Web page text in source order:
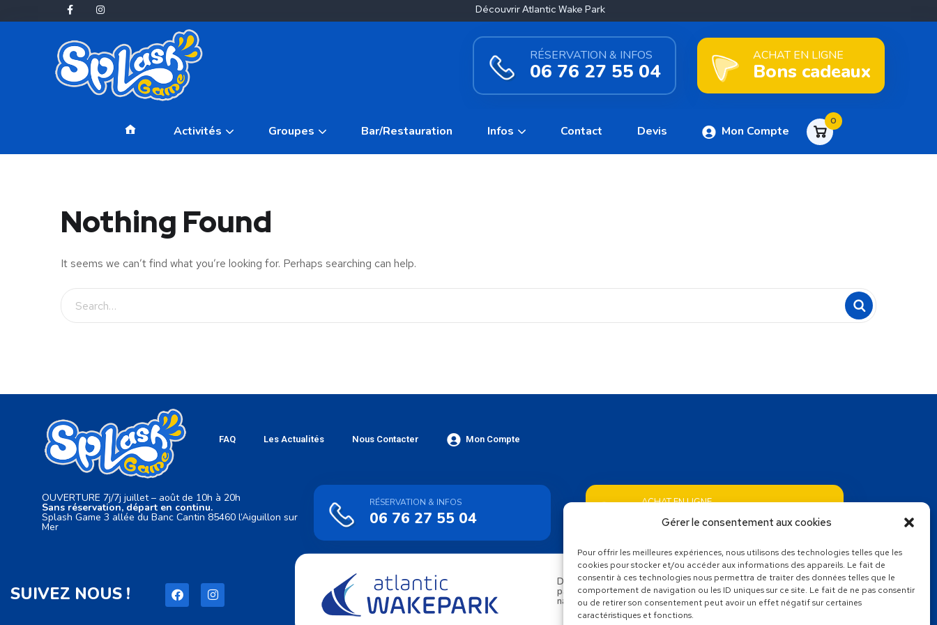
Gérer le consentement aux cookies
Pour offrir les meilleures expériences, nous utilisons des technologies telles que les
cookies pour stocker et/ou accéder aux informations des appareils. Le fait de
consentir à ces technologies nous permettra de traiter des données telles que le
comportement de navigation ou les ID uniques sur ce site. Le fait de ne pas consentir
ou de retirer son consentement peut avoir un effet négatif sur certaines
caractéristiques et fonctions.
Découvrir Atlantic Wake Park
RÉSERVATION & INFOS
06 76 27 55 04
ACHAT EN LIGNE
Bons cadeaux
AccueilActivités Groupes Bar/Restauration Infos Contact Devis Mon Compte
0
Nothing Found
It seems we can’t find what you’re looking for. Perhaps searching can help.
FAQ Les Actualités Nous Contacter Mon Compte
OUVERTURE 7j/7j juillet – août de 10h à 20h
Sans réservation, départ en continu.
Splash Game 3 allée du Banc Cantin 85460 l’Aiguillon sur
Mer
RÉSERVATION & INFOS
06 76 27 55 04
ACHAT EN LIGNE
Bons cadeaux
SUIVEZ NOUS !
Découvrez toutes les autres activités proposées
par Atlantic Wake Park, votre base de loisirs
nautiques unique en Vendée